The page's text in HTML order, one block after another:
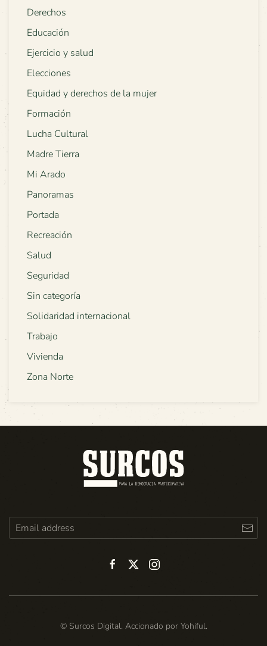
Derechos
Educación
Ejercicio y salud
Elecciones
Equidad y derechos de la mujer
Formación
Lucha Cultural
Madre Tierra
Mi Arado
Panoramas
Portada
Recreación
Salud
Seguridad
Sin categoría
Solidaridad internacional
Trabajo
Vivienda
Zona Norte
© Surcos Digital. Accionado por Yohiful.